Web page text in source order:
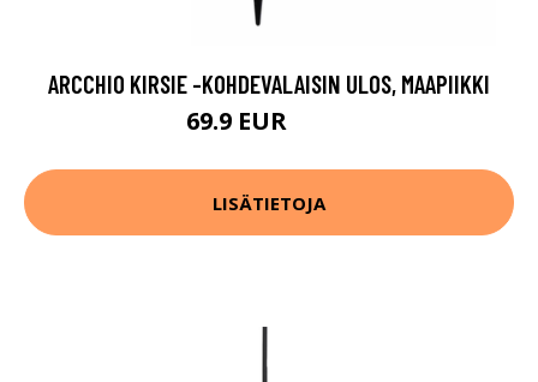
ARCCHIO KIRSIE -KOHDEVALAISIN ULOS, MAAPIIKKI
69.9 EUR
LISÄTIETOJA